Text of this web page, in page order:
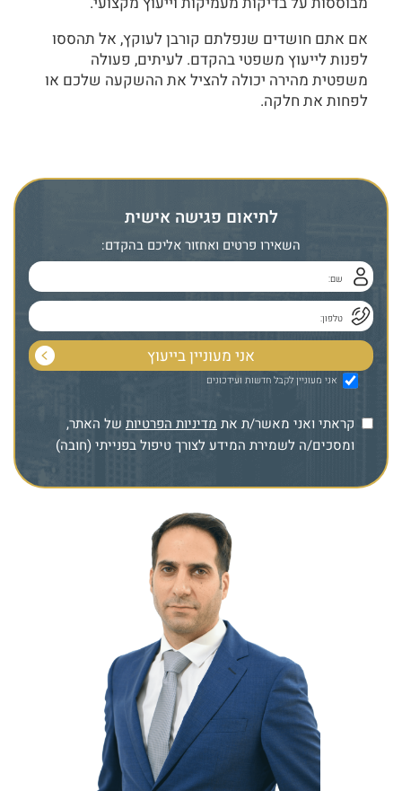
אם אתם חושדים שנפלתם קורבן לעוקץ, אל תהססו
לפנות לייעוץ משפטי בהקדם. לעיתים, פעולה
משפטית מהירה יכולה להציל את ההשקעה שלכם או
לפחות את חלקה.
לתיאום פגישה אישית
השאירו פרטים ואחזור אליכם בהקדם:
אני מעוניין לקבל חדשות ועידכונים
קראתי ואני מאשר/ת את מדיניות הפרטיות של האתר,
ומסכים/ה לשמירת המידע לצורך טיפול בפנייתי (חובה)